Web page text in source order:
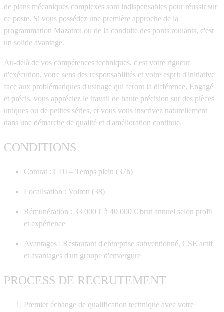
de plans mécaniques complexes sont indispensables pour réussir sur
ce poste. Si vous possédez une première approche de la
programmation Mazatrol ou de la conduite des ponts roulants, c'est
un solide avantage.
Au-delà de vos compétences techniques, c'est votre rigueur
d'exécution, votre sens des responsabilités et votre esprit d'initiative
face aux problématiques d'usinage qui feront la différence. Engagé
et précis, vous appréciez le travail de haute précision sur des pièces
uniques ou de petites séries, et vous vous inscrivez naturellement
dans une démarche de qualité et d'amélioration continue.
CONDITIONS
Contrat : CDI – Temps plein (37h)
Localisation : Voiron (38)
Rémunération : 33 000 € à 40 000 € brut annuel selon profil
et expérience
Avantages : Restaurant d'entreprise subventionné, CSE actif
et avantages d'un groupe d'envergure
PROCESS DE RECRUTEMENT
Premier échange de qualification technique avec votre